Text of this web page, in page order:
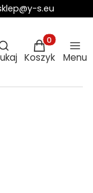
s.eu
OtwórzProdukty w
Koszyk Menu